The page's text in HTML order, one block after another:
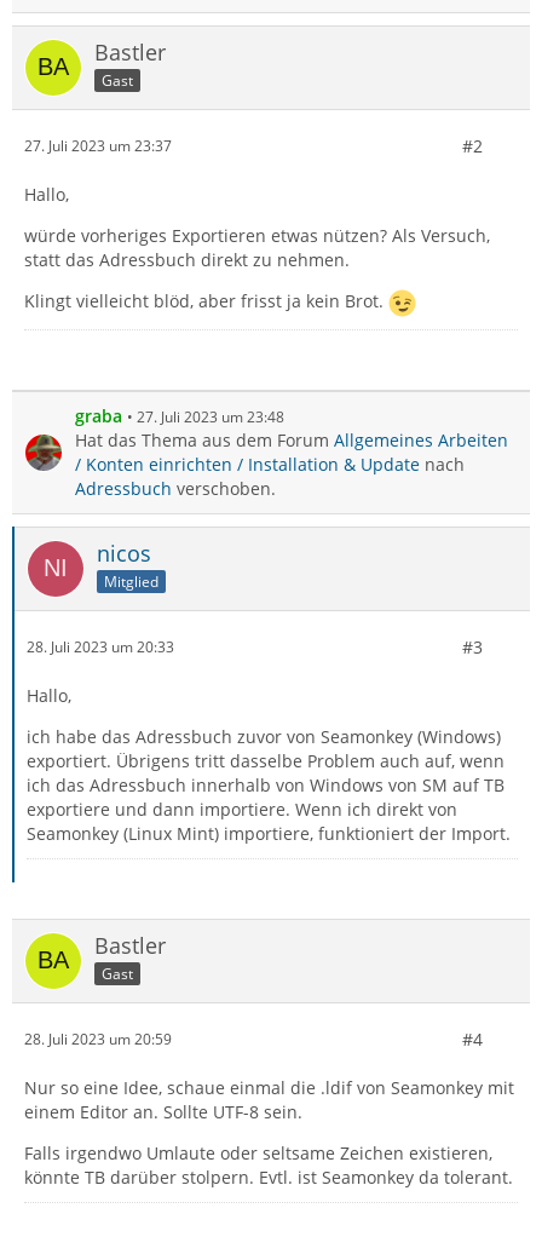
Bastler
Gast
27. Juli 2023 um 23:37 #2
Hallo,
würde vorheriges Exportieren etwas nützen? Als Versuch,
statt das Adressbuch direkt zu nehmen.
Klingt vielleicht blöd, aber frisst ja kein Brot.
graba 27. Juli 2023 um 23:48
Hat das Thema aus dem Forum Allgemeines Arbeiten
/ Konten einrichten / Installation & Update nach
Adressbuch verschoben.
nicos
Mitglied
28. Juli 2023 um 20:33 #3
Hallo,
ich habe das Adressbuch zuvor von Seamonkey (Windows)
exportiert. Übrigens tritt dasselbe Problem auch auf, wenn
ich das Adressbuch innerhalb von Windows von SM auf TB
exportiere und dann importiere. Wenn ich direkt von
Seamonkey (Linux Mint) importiere, funktioniert der Import.
Bastler
Gast
28. Juli 2023 um 20:59 #4
Nur so eine Idee, schaue einmal die .ldif von Seamonkey mit
einem Editor an. Sollte UTF-8 sein.
Falls irgendwo Umlaute oder seltsame Zeichen existieren,
könnte TB darüber stolpern. Evtl. ist Seamonkey da tolerant.